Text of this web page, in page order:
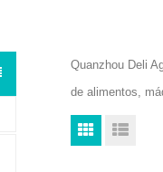
Quanzhou Deli
de alimentos,